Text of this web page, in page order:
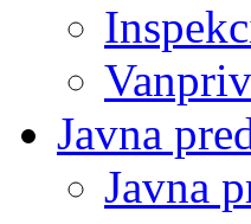
Javna
Javna